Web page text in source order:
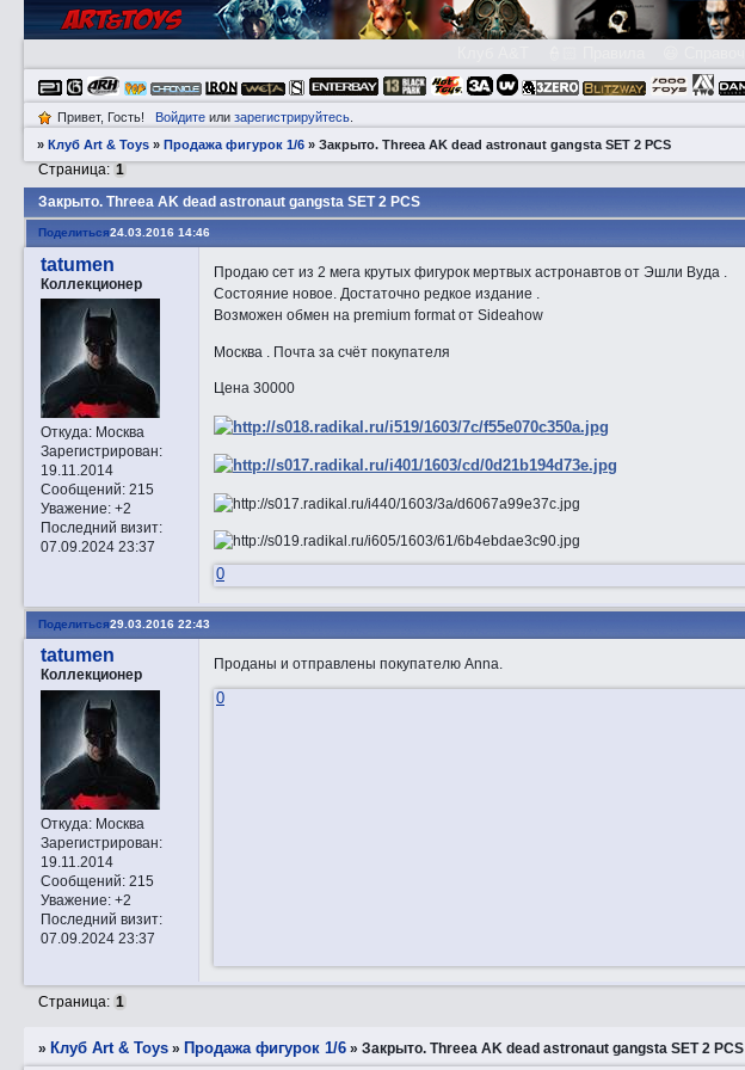
Привет, Гость! Войдитеили зарегистрируйтесь.
»Клуб Art & Toys »Продажа фигурок 1/6 »Закрытo. Threea AK dead astronaut gangsta SET 2 PCS
Закрытo. Threea AK dead astronaut gangsta SET 2 PCS
Страница: 1
Поделиться24.03.2016 14:46
tatumen
Коллекционер
Откуда:Москва
Зарегистрирован:
19.11.2014
Сообщений:215
Уважение: +2
Последний визит:
07.09.2024 23:37
Продаю сет из 2 мега крутых фигурок мертвых астронавтов от Эшли Вуда .
Состояние новое. Достаточно редкое издание .
Возможен обмен на premium format от Sideahow
Москва . Почта за счёт покупателя
Цена 30000
0
Поделиться29.03.2016 22:43
tatumen
Коллекционер
Откуда:Москва
Зарегистрирован:
19.11.2014
Сообщений:215
Уважение: +2
Последний визит:
07.09.2024 23:37
Проданы и отправлены покупателю Anna.
0
Страница: 1
» Клуб Art & Toys » Продажа фигурок 1/6 »Закрытo. Threea AK dead astronaut gangsta SET 2 PCS